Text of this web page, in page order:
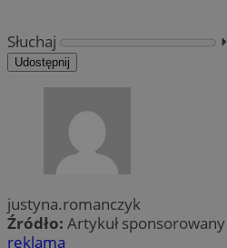
Słuchaj ⏵︎
Udostępnij
justyna.romanczyk
Źródło: Artykuł sponsorowany
reklama